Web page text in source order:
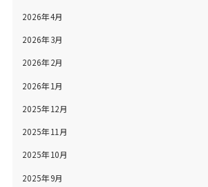
2026年4月
2026年3月
2026年2月
2026年1月
2025年12月
2025年11月
2025年10月
2025年9月